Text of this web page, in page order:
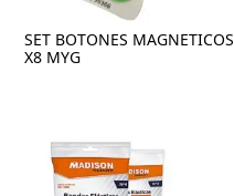
SET BOTONES MAGNETICOS
X8 MYG